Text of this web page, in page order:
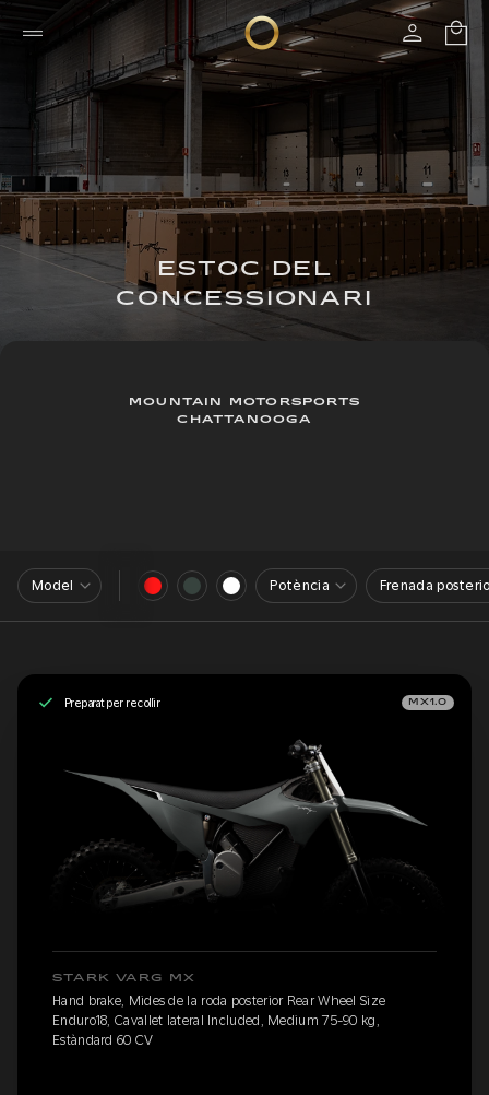
ESTOC DEL
CONCESSIONARI
MOUNTAIN MOTORSPORTS
CHATTANOOGA
Model Potència Frenada
Preparat per recollir MX1.0
STARK VARG MX
Hand brake, Mides de la roda posterior Rear Wheel Size
Enduro18, Cavallet lateral Included, Medium 75-90 kg,
Estàndard 60 CV